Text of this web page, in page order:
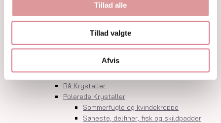
Tillad alle
Tillad valgte
Afvis
Krystalindex
Guides
Kontakt
Krystaller
Rå Krystaller
Polerede Krystaller
Sommerfugle og kvindekroppe
Søheste, delfiner, fisk og skildpadder